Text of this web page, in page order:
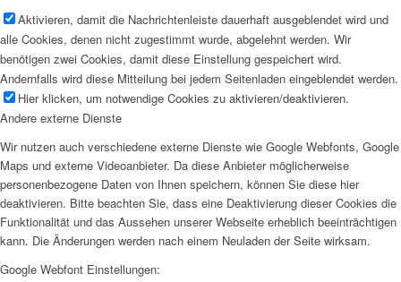
Aktivieren, damit die Nachrichtenleiste dauerhaft ausgeblendet wird und
alle Cookies, denen nicht zugestimmt wurde, abgelehnt werden. Wir
benötigen zwei Cookies, damit diese Einstellung gespeichert wird.
Andernfalls wird diese Mitteilung bei jedem Seitenladen eingeblendet werden.
Hier klicken, um notwendige Cookies zu aktivieren/deaktivieren.
Andere externe Dienste
Wir nutzen auch verschiedene externe Dienste wie Google Webfonts, Google
Maps und externe Videoanbieter. Da diese Anbieter möglicherweise
personenbezogene Daten von Ihnen speichern, können Sie diese hier
deaktivieren. Bitte beachten Sie, dass eine Deaktivierung dieser Cookies die
Funktionalität und das Aussehen unserer Webseite erheblich beeinträchtigen
kann. Die Änderungen werden nach einem Neuladen der Seite wirksam.
Google Webfont Einstellungen: